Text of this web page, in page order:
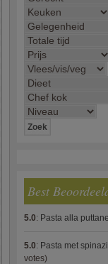
Best
5.0: Pasta alla
5.0: Pasta met
votes)